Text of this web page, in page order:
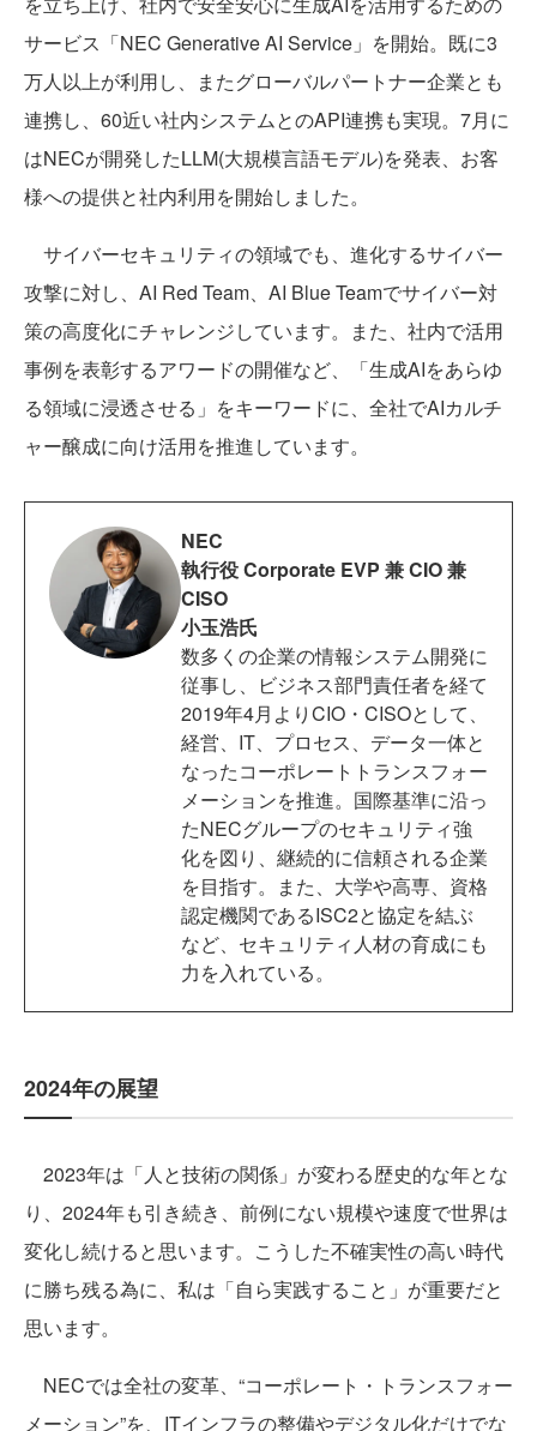
サービス「NEC Generative AI Service」を開始。既に3
万人以上が利用し、またグローバルパートナー企業とも
連携し、60近い社内システムとのAPI連携も実現。7月に
はNECが開発したLLM(大規模言語モデル)を発表、お客
様への提供と社内利用を開始しました。
サイバーセキュリティの領域でも、進化するサイバー
攻撃に対し、AI Red Team、AI Blue Teamでサイバー対
策の高度化にチャレンジしています。また、社内で活用
事例を表彰するアワードの開催など、「生成AIをあらゆ
る領域に浸透させる」をキーワードに、全社でAIカルチ
ャー醸成に向け活用を推進しています。
NEC
執行役 Corporate EVP 兼 CIO 兼
CISO
小玉浩氏
数多くの企業の情報システム開発に
従事し、ビジネス部門責任者を経て
2019年4月よりCIO・CISOとして、
経営、IT、プロセス、データ一体と
なったコーポレートトランスフォー
メーションを推進。国際基準に沿っ
たNECグループのセキュリティ強
化を図り、継続的に信頼される企業
を目指す。また、大学や高専、資格
認定機関であるISC2と協定を結ぶ
など、セキュリティ人材の育成にも
力を入れている。
2024年の展望
2023年は「人と技術の関係」が変わる歴史的な年とな
り、2024年も引き続き、前例にない規模や速度で世界は
変化し続けると思います。こうした不確実性の高い時代
に勝ち残る為に、私は「自ら実践すること」が重要だと
思います。
NECでは全社の変革、“コーポレート・トランスフォー
メーション”を、ITインフラの整備やデジタル化だけでな